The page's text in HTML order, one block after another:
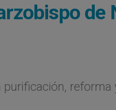
de
reforma